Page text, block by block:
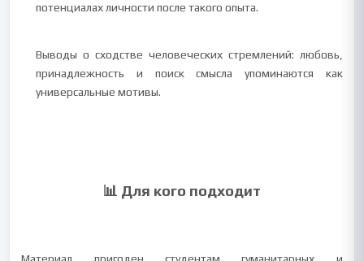
потенциалах личности после такого опыта.
Выводы о сходстве человеческих стремлений: любовь,
принадлежность и поиск смысла упоминаются как
универсальные мотивы.
📊 Для кого подходит